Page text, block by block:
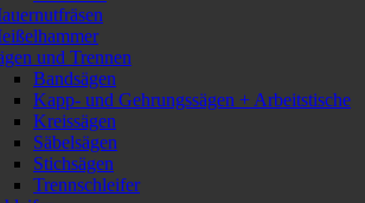
und Trennen
Bandsägen
Kapp- und Gehrungssägen + Arbeitstische
Kreissägen
Säbelsägen
Stichsägen
Trennschleifer